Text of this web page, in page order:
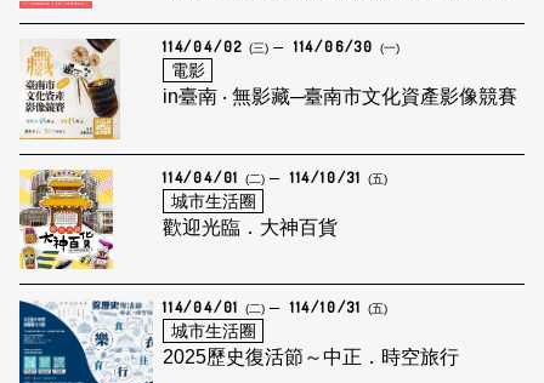
114/04/02 (三) 114/06/30 (一)
電影
in臺南 ‧ 無影藏─臺南市文化資產影像競賽
114/04/01 (二) 114/10/31 (五)
城市生活圈
歡迎光臨．大神百貨
114/04/01 (二) 114/10/31 (五)
城市生活圈
2025歷史復活節～中正．時空旅行